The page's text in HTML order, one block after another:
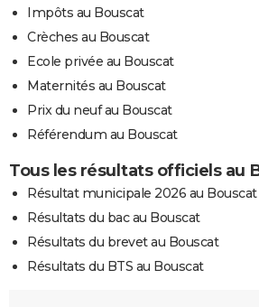
Impôts au Bouscat
Crèches au Bouscat
Ecole privée au Bouscat
Maternités au Bouscat
Prix du neuf au Bouscat
Référendum au Bouscat
Tous les résultats officiels au
Résultat municipale 2026 au Bouscat
Résultats du bac au Bouscat
Résultats du brevet au Bouscat
Résultats du BTS au Bouscat